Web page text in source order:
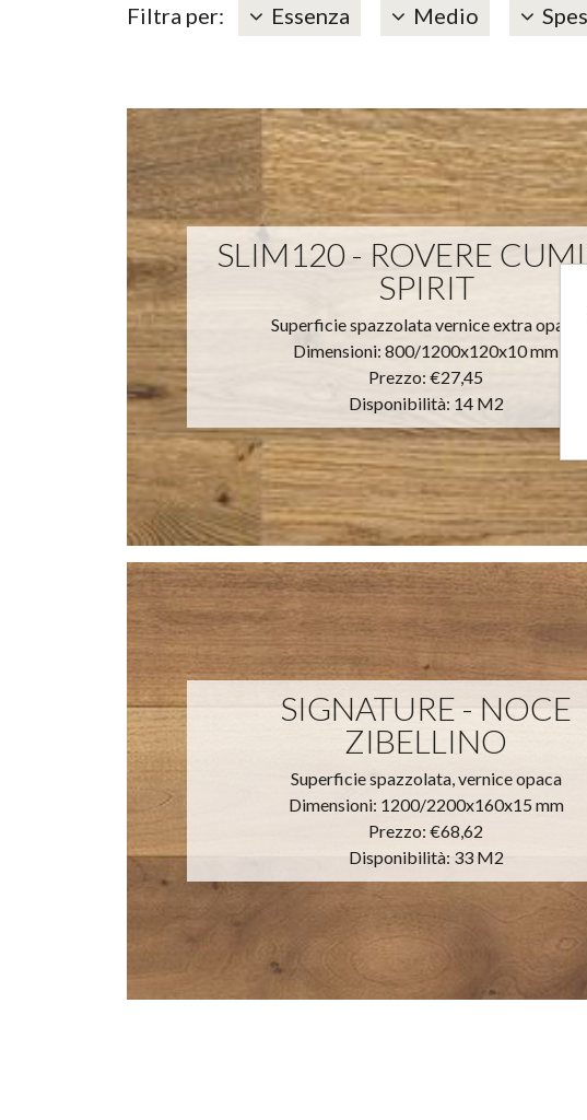
Filtra per: Essenza Medio
SLIM120 - ROVERE
SPIRIT
Superficie spazzolata vernice extra opaca
Dimensioni: 800/1200x120x10 mm
Prezzo:€27,45
Disponibilità: 14 M2
SIGNATURE - NOCE
ZIBELLINO
Superficie spazzolata, vernice opaca
Dimensioni: 1200/2200x160x15 mm
Prezzo:€68,62
Disponibilità: 33 M2